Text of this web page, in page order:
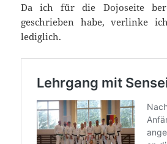
Da ich für die Dojoseite
geschrieben habe, verlinke
lediglich.